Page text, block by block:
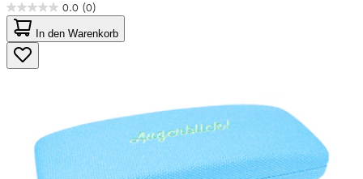
0.0 (0)
0.0
von
5
Sternen.
In den Warenkorb